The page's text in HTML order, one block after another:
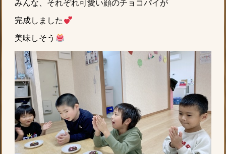
みんな、それぞれ可愛い顔のチョコパイが
完成しました
美味しそう